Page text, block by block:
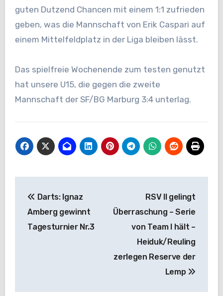
guten Dutzend Chancen mit einem 1:1 zufrieden
geben, was die Mannschaft von Erik Caspari auf
einem Mittelfeldplatz in der Liga bleiben lässt.
Das spielfreie Wochenende zum testen genutzt
hat unsere U15, die gegen die zweite
Mannschaft der SF/BG Marburg 3:4 unterlag.
Darts: Ignaz
Amberg gewinnt
Tagesturnier Nr.3
RSV II gelingt
Überraschung – Serie
von Team I hält –
Heiduk/Reuling
zerlegen Reserve der
Lemp